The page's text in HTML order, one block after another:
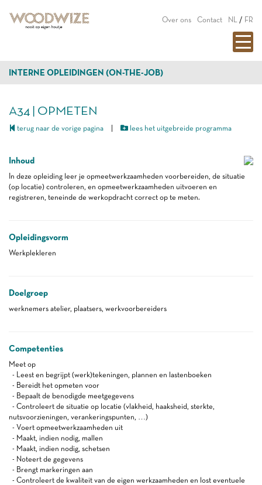
Over ons Contact NL / FR
INTERNE OPLEIDINGEN (ON-THE-JOB)
A34 | OPMETEN
terug naar de vorige pagina lees het uitgebreide programma
Inhoud
In deze opleiding leer je opmeetwerkzaamheden voorbereiden, de situatie
(op locatie) controleren, en opmeetwerkzaamheden uitvoeren en
registreren, teneinde de werkopdracht correct op te meten.
Opleidingsvorm
Werkplekleren
Doelgroep
werknemers atelier, plaatsers, werkvoorbereiders
Competenties
Meet op
- Leest en begrijpt (werk)tekeningen, plannen en lastenboeken
- Bereidt het opmeten voor
- Bepaalt de benodigde meetgegevens
- Controleert de situatie op locatie (vlakheid, haaksheid, sterkte,
nutsvoorzieningen, verankeringspunten, …)
- Voert opmeetwerkzaamheden uit
- Maakt, indien nodig, mallen
- Maakt, indien nodig, schetsen
- Noteert de gegevens
- Brengt markeringen aan
- Controleert de kwaliteit van de eigen werkzaamheden en lost eventuele